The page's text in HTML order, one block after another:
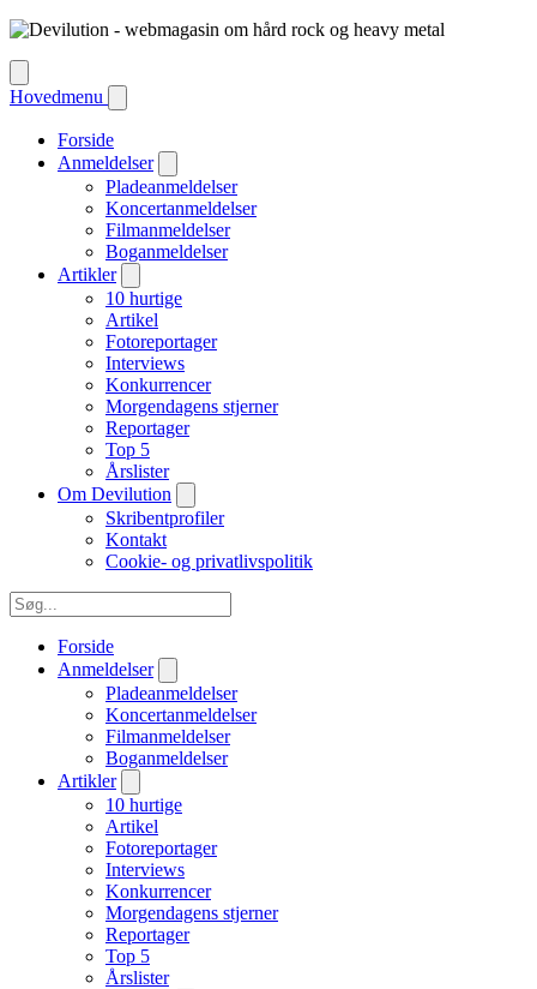
Hovedmenu
Forside
Anmeldelser
Pladeanmeldelser
Koncertanmeldelser
Filmanmeldelser
Boganmeldelser
Artikler
10 hurtige
Artikel
Fotoreportager
Interviews
Konkurrencer
Morgendagens stjerner
Reportager
Top 5
Årslister
Om Devilution
Skribentprofiler
Kontakt
Cookie- og privatlivspolitik
Forside
Anmeldelser
Pladeanmeldelser
Koncertanmeldelser
Filmanmeldelser
Boganmeldelser
Artikler
10 hurtige
Artikel
Fotoreportager
Interviews
Konkurrencer
Morgendagens stjerner
Reportager
Top 5
Årslister